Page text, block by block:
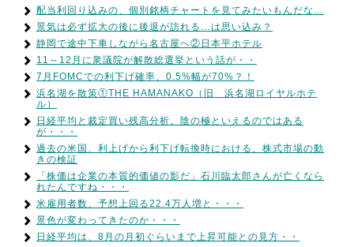
配当利回り込みの、個別銘柄チャートを見てみたいもんだな…
景気は必ず拡大の後に後退が訪れる…は思い込み？
静岡で途中下車しながら名古屋へ②日本平ホテル
11～12月に衆議院が解散総選挙という話が・・
7月FOMCでの利下げ確率、0.5%幅が70%？！
浜名湖を散策①THE HAMANAKO（旧 浜名湖ロイヤルホテ
ル）
日経平均と裁定買い残高分析。陰の極といえるのではある
が・・・
過去の米国、利上げから利下げ転換時における、株式市場の動
きの検証
「株価は企業の本質的価値の影だ」石川臨太郎さんが亡くなら
れたんですね・・・
米雇用者数、予想上回る22.4万人増と・・・
景色が変わってきたのか・・・
日経平均は、8月の月初ぐらいまで上昇可能との見方・・